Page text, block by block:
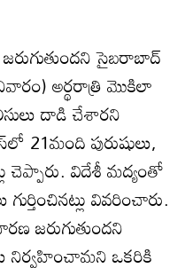
సైబరాబాద్
అర్థరాత్రి మొకిలా
దాడి చేశారని
పురుషులు,
చెప్పారు. విదేశీ మద్యంతో
వివరించారు.
జరుగుతుందని
నిర్వహించామని ఒకరికి